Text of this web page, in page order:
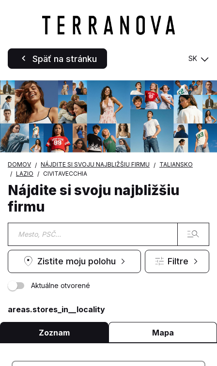
Späť na stránku SK
DOMOV NÁJDITE SI SVOJU NAJBLIŽŠIU FIRMU
TALIANSKO
LAZIO
CIVITAVECCHIA
Nájdite si svoju najbližšiu
firmu
Zistite moju polohu Filtre
Aktuálne otvorené
areas.stores_in__locality
Zoznam Mapa